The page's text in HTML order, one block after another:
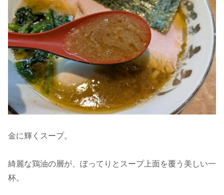
金に輝くスープ。
綺麗な鶏油の層が、ぼってりとスープ上面を覆う美しい一
杯。